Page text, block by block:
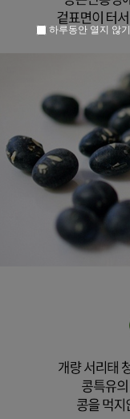
하루동안 열지 않기